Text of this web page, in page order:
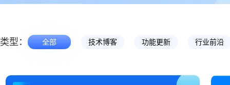
类型： 全部 技术博客 功能更新 行业前沿